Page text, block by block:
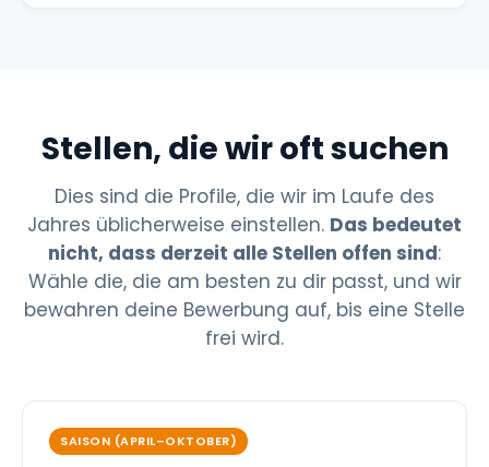
Stellen, die wir oft suchen
Dies sind die Profile, die wir im Laufe des
Jahres üblicherweise einstellen. Das bedeutet
nicht, dass derzeit alle Stellen offen sind:
Wähle die, die am besten zu dir passt, und wir
bewahren deine Bewerbung auf, bis eine Stelle
frei wird.
SAISON (APRIL–OKTOBER)